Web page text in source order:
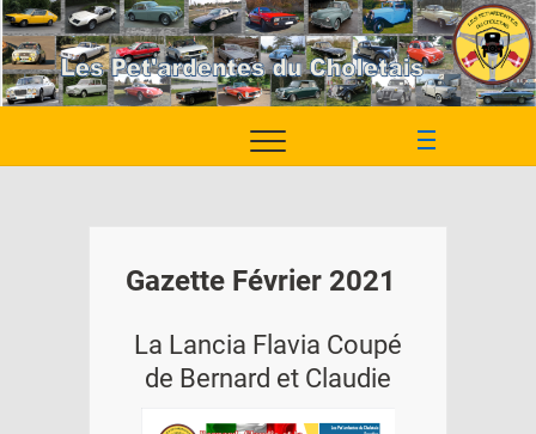
Skip
to
content
M
e
Gazette Février 2021
La Lancia Flavia Coupé
de Bernard et Claudie